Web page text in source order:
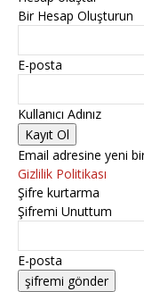
Bir Hesap Oluşturun
E-posta
Kullanıcı Adınız
Email adresine yeni
Gizlilik Politikası
Şifre kurtarma
Şifremi Unuttum
E-posta